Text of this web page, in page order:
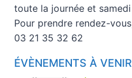
toute la journée et
Pour prendre rendez-
03 21 35 32 62
ÉVÈNEMENTS À VENIR